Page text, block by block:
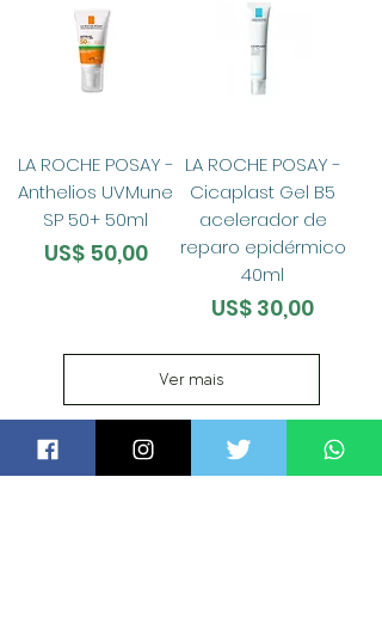
LA ROCHE POSAY -
Anthelios UVMune
SP 50+ 50ml
Preço
US$ 50,00
LA ROCHE POSAY -
Cicaplast Gel B5
acelerador de
reparo epidérmico
40ml
Preço
US$ 30,00
Ver mais
O BARÃO